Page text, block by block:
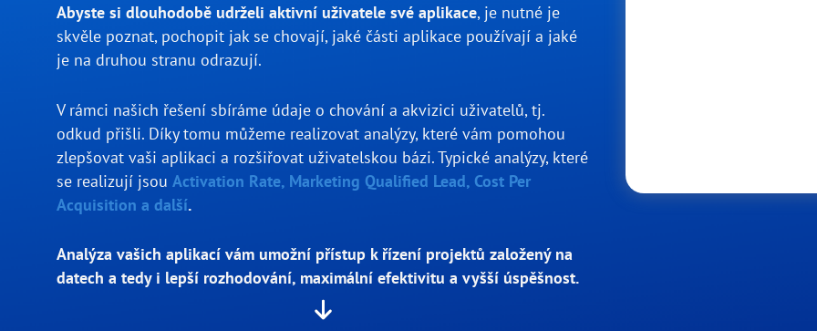
Abyste si dlouhodobě udrželi aktivní uživatele své aplikace, je nutné je
skvěle poznat, pochopit jak se chovají, jaké části aplikace používají a jaké
je na druhou stranu odrazují.
V rámci našich řešení sbíráme údaje o chování a akvizici uživatelů, tj.
odkud přišli. Díky tomu můžeme realizovat analýzy, které vám pomohou
zlepšovat vaši aplikaci a rozšiřovat uživatelskou bázi. Typické analýzy, které
se realizují jsou Activation Rate, Marketing Qualified Lead, Cost Per
Acquisition a další.
Analýza vašich aplikací vám umožní přístup k řízení projektů založený na
datech a tedy i lepší rozhodování, maximální efektivitu a vyšší úspěšnost.